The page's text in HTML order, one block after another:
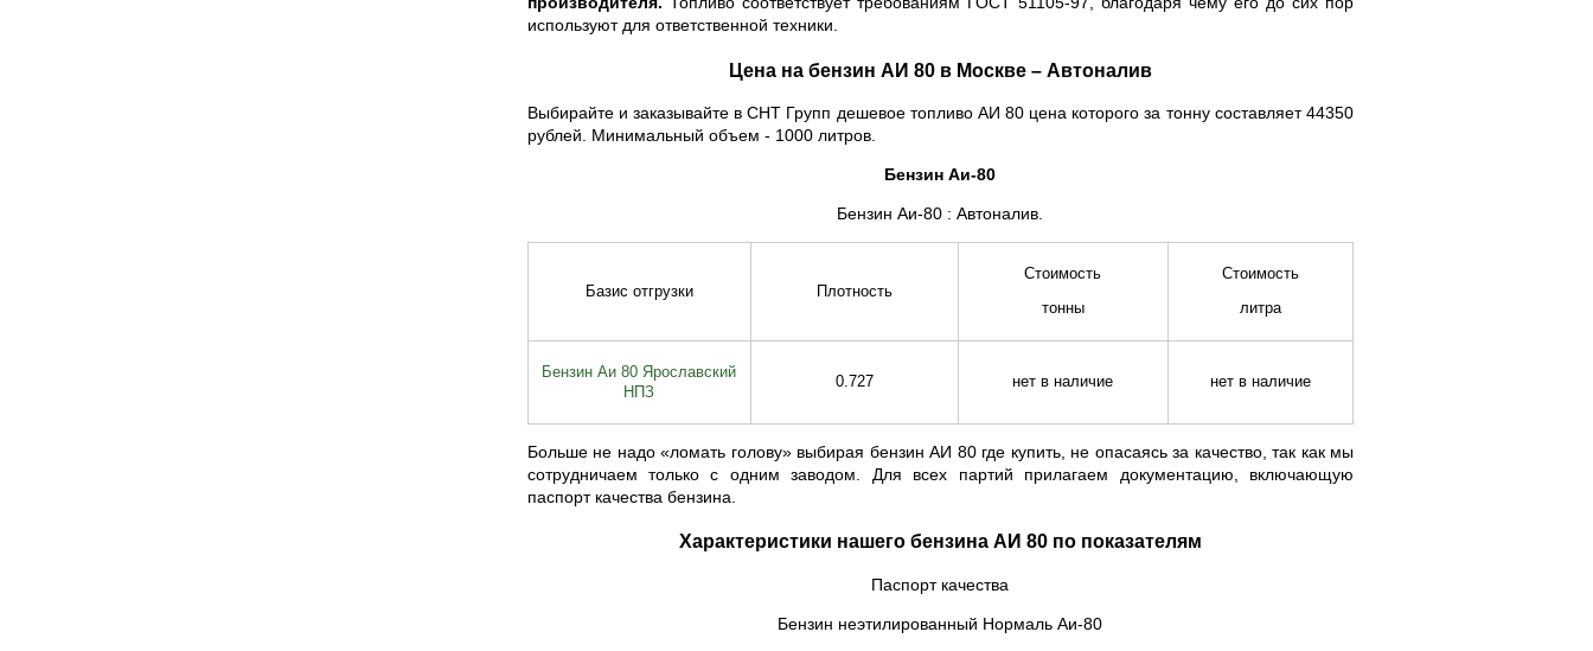
используют для ответственной техники.
Цена на бензин АИ 80 в Москве – Автоналив
Выбирайте и заказывайте в СНТ Групп дешевое топливо АИ 80 цена которого за тонну составляет 44350
рублей. Минимальный объем - 1000 литров.
Бензин Аи-80
Бензин Аи-80 : Автоналив.
Базис отгрузки Плотность
Стоимость
тонны
Стоимость
литра
Бензин Аи 80 Ярославский
НПЗ
0.727 нет в наличие нет в наличие
Больше не надо «ломать голову» выбирая бензин АИ 80 где купить, не опасаясь за качество, так как мы
сотрудничаем только с одним заводом. Для всех партий прилагаем документацию, включающую
паспорт качества бензина.
Характеристики нашего бензина АИ 80 по показателям
Паспорт качества
Бензин неэтилированный Нормаль Аи-80